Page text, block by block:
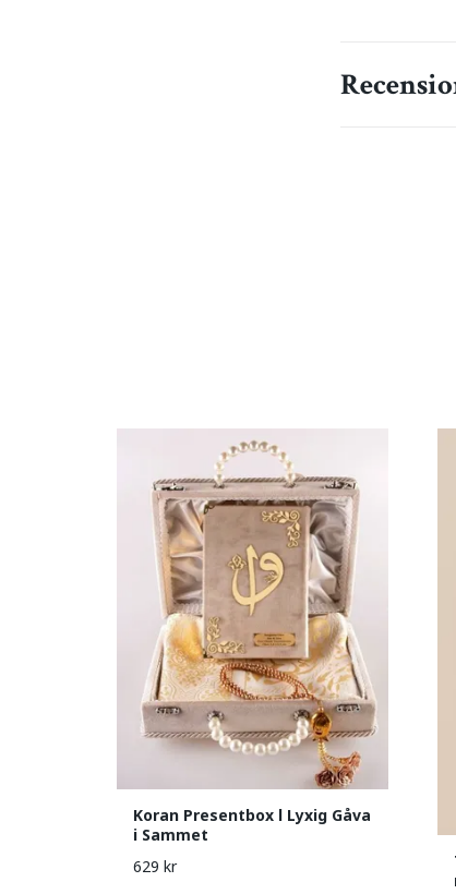
Koran Presentbox l Lyxig Gåva
i Sammet
629 kr